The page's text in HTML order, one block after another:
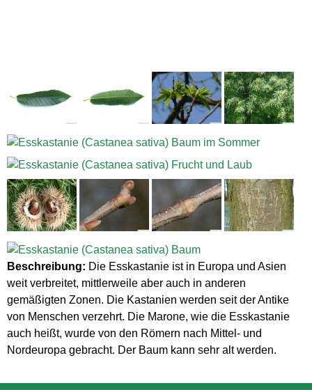
Beschreibung: Die Esskastanie ist in Europa und Asien
weit verbreitet, mittlerweile aber auch in anderen
gemäßigten Zonen. Die Kastanien werden seit der Antike
von Menschen verzehrt. Die Marone, wie die Esskastanie
auch heißt, wurde von den Römern nach Mittel- und
Nordeuropa gebracht. Der Baum kann sehr alt werden.